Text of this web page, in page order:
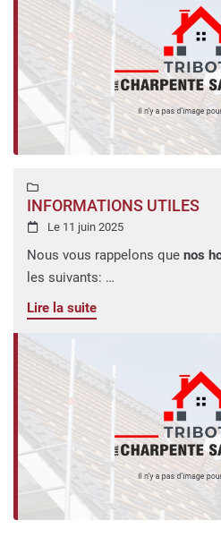
79 84
Pensez à nous ajouter (
adresses pour faciliter nos
Nous vous souhaitons une
bientôt.
L'équipe de Charpente Sarthoise

INFORMATIONS UTILES
 Le 11 juin 2025
Nous vous rappelons que nos
les suivants:
Lundi au samedi : 8h00 a
toutes nos photos sur
Pour toutes questions,
notre formulaire de contact ou
79 84
Pensez à nous ajouter (
adresses pour faciliter nos
Nous vous souhaitons une
bientôt.
L'équipe de Charpente Sarthoise
Lire la suite